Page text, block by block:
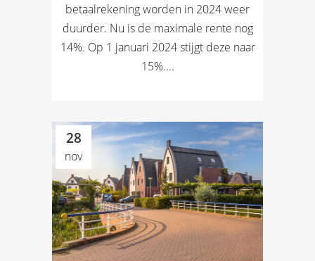
betaalrekening worden in 2024 weer
duurder. Nu is de maximale rente nog
14%. Op 1 januari 2024 stijgt deze naar
15%....
28
nov